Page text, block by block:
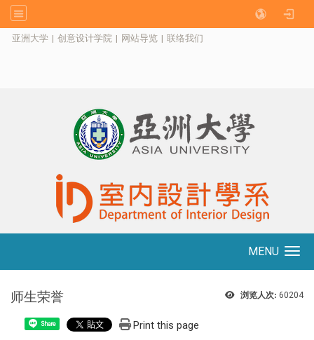
亚洲大学 | 创意设计学院 | 网站导览 | 联络我们
MENU
浏览人次: 60204
师生荣誉
Share Print this page